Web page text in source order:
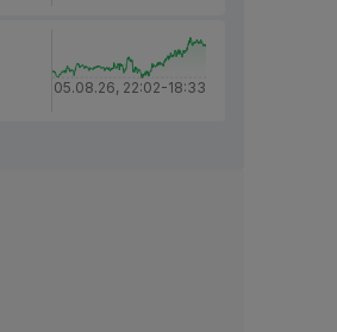
05.08.26, 22:02-18:33